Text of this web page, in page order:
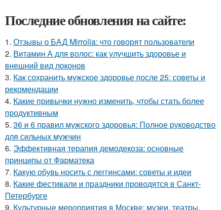
Последние обновления на сайте:
1. Отзывы о БАД Mirrolla: что говорят пользователи
2. Витамин А для волос: как улучшить здоровье и
внешний вид локонов
3. Как сохранить мужское здоровье после 25: советы и
рекомендации
4. Какие привычки нужно изменить, чтобы стать более
продуктивным
5. 36 и 6 правил мужского здоровья: Полное руководство
для сильных мужчин
6. Эффективная терапия демодекоза: основные
принципы от Фарматека
7. Какую обувь носить с леггинсами: советы и идеи
8. Какие фестивали и праздники проводятся в Санкт-
Петербурге
9. Культурные мероприятия в Москве: музеи, театры,